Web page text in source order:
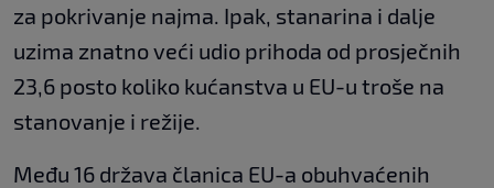
za pokrivanje najma. Ipak, stanarina i dalje
uzima znatno veći udio prihoda od prosječnih
23,6 posto koliko kućanstva u EU-u troše na
stanovanje i režije.
Među 16 država članica EU-a obuhvaćenih